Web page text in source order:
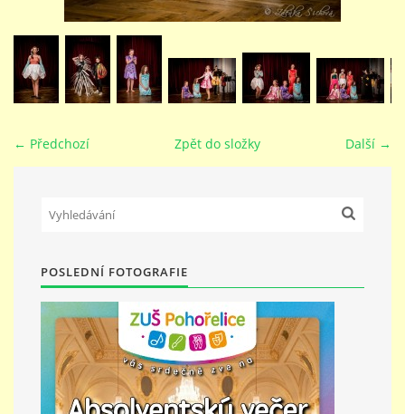
DOKUMENTY / KE STAŽENÍ
KURZY
DOTACE
GDPR
← Předchozí Další →
Zpět do složky
POSLEDNÍ FOTOGRAFIE